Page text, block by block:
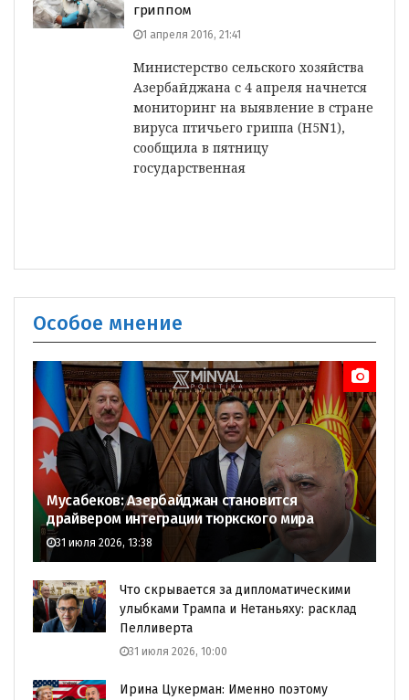
гриппом
1 апреля 2016, 21:41
Министерство сельского хозяйства
Азербайджана с 4 апреля начнется
мониторинг на выявление в стране
вируса птичьего гриппа (H5N1),
сообщила в пятницу
государственная
Особое мнение
Мусабеков: Азербайджан становится
драйвером интеграции тюркского мира
31 июля 2026, 13:38
Что скрывается за дипломатическими
улыбками Трампа и Нетаньяху: расклад
Пелливерта
31 июля 2026, 10:00
Ирина Цукерман: Именно поэтому